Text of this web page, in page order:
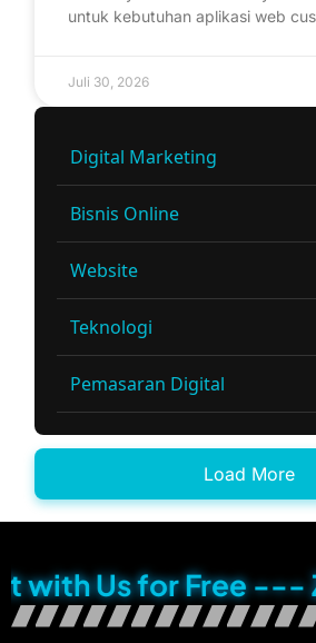
untuk kebutuhan aplikasi web
Juli 30, 2026
Digital Marketing
Bisnis Online
Website
Teknologi
Pemasaran Digital
Load More
Us for Free ---